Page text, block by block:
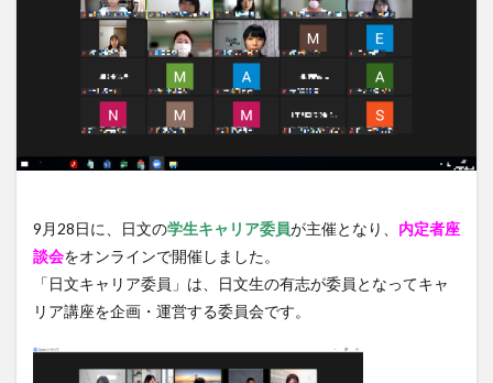
9月28日に、日文の学生キャリア委員が主催となり、 内定者座
談会をオンラインで開催しました。
「日文キャリア委員」は、日文生の有志が委員となってキャ
リア講座を企画・運営する委員会です。